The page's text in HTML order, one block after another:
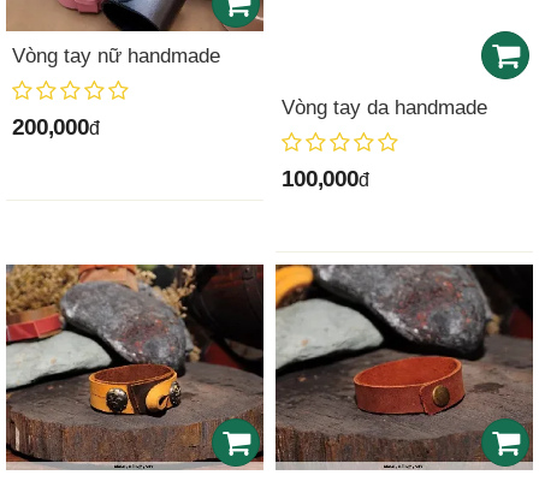
Vòng tay nữ handmade
200,000đ
Vòng tay da handmade
100,000đ